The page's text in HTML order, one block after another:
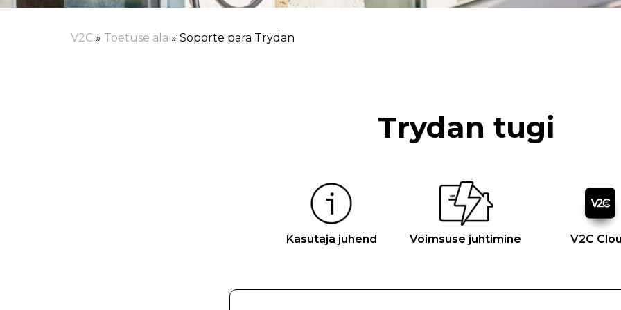
V2C » Toetuse ala » Soporte para Trydan
Trydan tugi
Kasutaja juhend Võimsuse juhtimine V2C